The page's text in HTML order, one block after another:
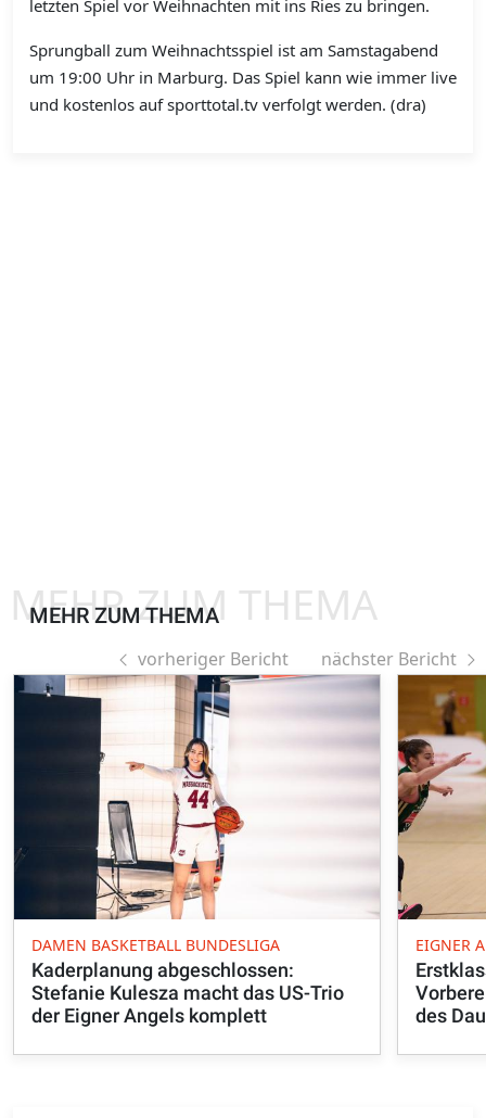
letzten Spiel vor Weihnachten mit ins Ries zu bringen.
Sprungball zum Weihnachtsspiel ist am Samstagabend
um 19:00 Uhr in Marburg. Das Spiel kann wie immer live
und kostenlos auf sporttotal.tv verfolgt werden. (dra)
MEHR ZUM THEMA
MEHR ZUM THEMA
vorheriger Bericht nächster Bericht
DAMEN BASKETBALL BUNDESLIGA
Kaderplanung abgeschlossen:
Stefanie Kulesza macht das US-Trio
der Eigner Angels komplett
EIGNER
des